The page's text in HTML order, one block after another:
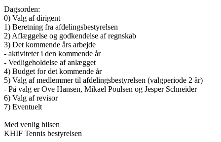
Dagsorden:
0) Valg af dirigent
1) Beretning fra afdelingsbestyrelsen
2) Aflæggelse og godkendelse af regnskab
3) Det kommende års arbejde
- aktiviteter i den kommende år
- Vedligeholdelse af anlægget
4) Budget for det kommende år
5) Valg af medlemmer til afdelingsbestyrelsen (valgperiode 2 år)
- På valg er Ove Hansen, Mikael Poulsen og Jesper Schneider
6) Valg af revisor
7) Eventuelt
Med venlig hilsen
KHIF Tennis bestyrelsen